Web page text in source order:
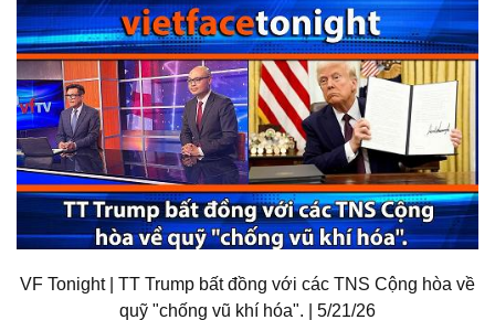
VF Tonight | TT Trump bất đồng với các TNS Cộng hòa về
quỹ "chống vũ khí hóa". | 5/21/26